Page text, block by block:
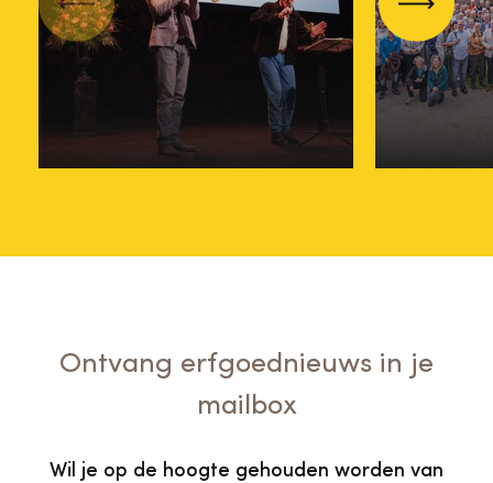
Nederlanden?
Nomineer nu
Vorige
Ontvang erfgoednieuws in je
mailbox
Wil je op de hoogte gehouden worden van